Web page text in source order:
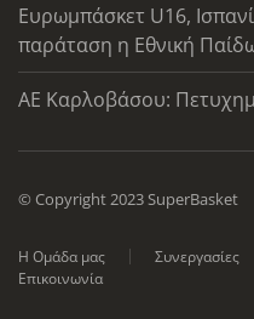
Ευρωμπάσκετ U16,
παράταση η Εθνική
ΑΕ Καρλοβάσου:
© Copyright 2023 SuperBasket
Η Ομάδα μας Συνεργασίες
Επικοινωνία